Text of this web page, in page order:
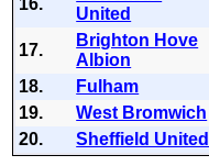
16.
United
17.
Brighton Hove
Albion
18.
Fulham
19.
West Bromwich
20.
Sheffield United